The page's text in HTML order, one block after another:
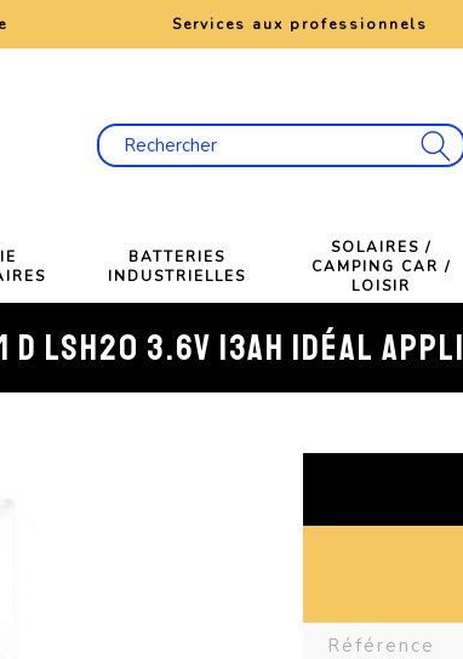
Services aux professionnels
BATTERIES
INDUSTRIELLES
SOLAIRES /
CAMPING CAR /
LOISIR
D LSH20 3.6V 13AH IDÉAL
Référence